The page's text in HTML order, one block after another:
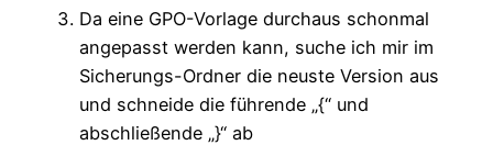
Da eine GPO-Vorlage durchaus schonmal
angepasst werden kann, suche ich mir im
Sicherungs-Ordner die neuste Version aus
und schneide die führende „{“ und
abschließende „}“ ab